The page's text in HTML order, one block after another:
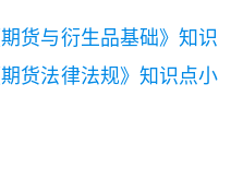
期货与衍生品基础》知识
期货法律法规》知识点小